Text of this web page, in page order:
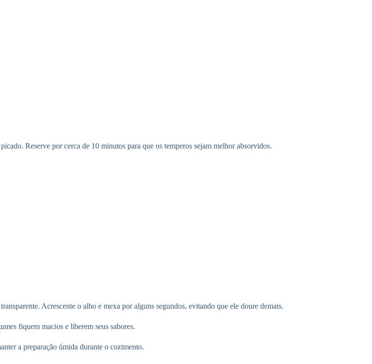
Reserve por cerca de 10 minutos para que os temperos sejam melhor absorvidos.
Acrescente o alho e mexa por alguns segundos, evitando que ele doure demais.
fiquem macios e liberem seus sabores.
a preparação úmida durante o cozimento.